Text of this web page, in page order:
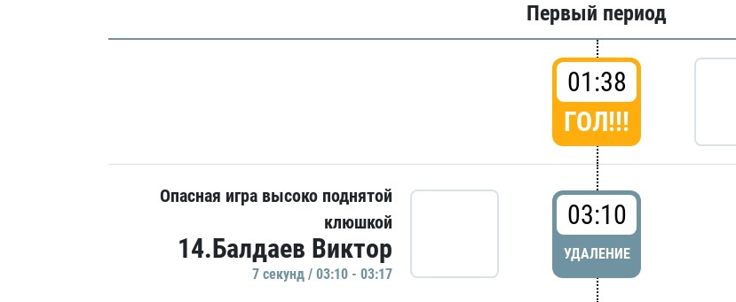
Первый период
01:38
ГОЛ!!!
Опасная игра высоко поднятой
клюшкой
14.Балдаев Виктор
7 секунд / 03:10 - 03:17
03:10
УДАЛЕНИЕ